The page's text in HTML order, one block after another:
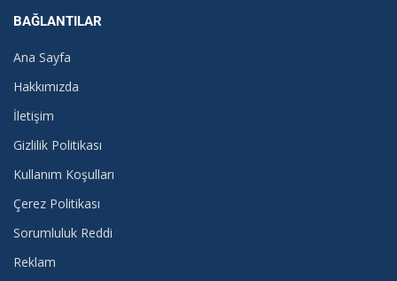
BAĞLANTILAR
Ana Sayfa
Hakkımızda
İletişim
Gizlilik Politikası
Kullanım Koşulları
Çerez Politikası
Sorumluluk Reddi
Reklam